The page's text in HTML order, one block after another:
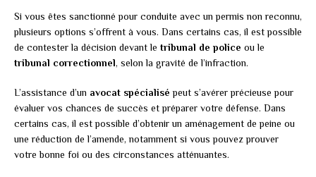
Si vous êtes sanctionné pour conduite avec un permis non reconnu,
plusieurs options s’offrent à vous. Dans certains cas, il est possible
de contester la décision devant le tribunal de police ou le
tribunal correctionnel, selon la gravité de l’infraction.
L’assistance d’un avocat spécialisé peut s’avérer précieuse pour
évaluer vos chances de succès et préparer votre défense. Dans
certains cas, il est possible d’obtenir un aménagement de peine ou
une réduction de l’amende, notamment si vous pouvez prouver
votre bonne foi ou des circonstances atténuantes.